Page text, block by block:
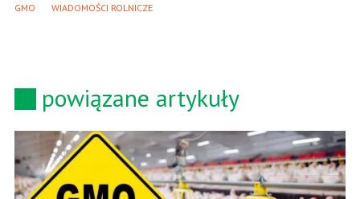
GMO WIADOMOŚCI ROLNICZE
powiązane artykuły